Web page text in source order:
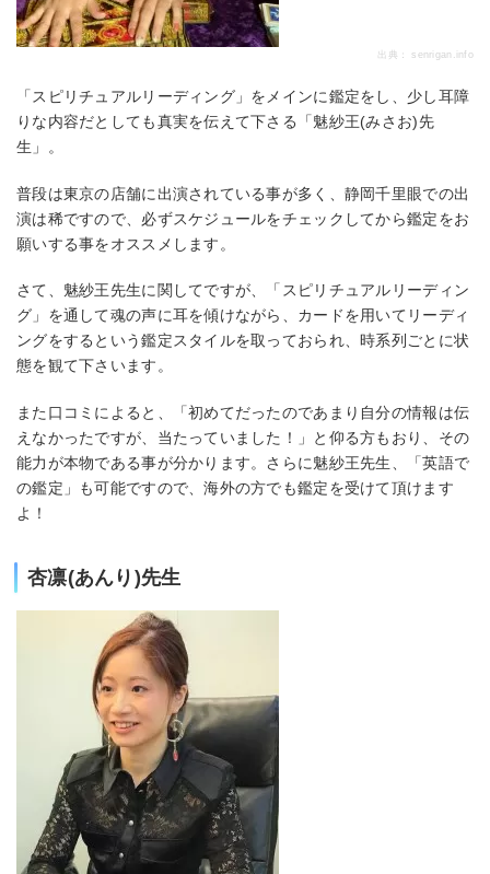
出典： senrigan.info
「スピリチュアルリーディング」をメインに鑑定をし、少し耳障
りな内容だとしても真実を伝えて下さる「魅紗王(みさお)先
生」。
普段は東京の店舗に出演されている事が多く、静岡千里眼での出
演は稀ですので、必ずスケジュールをチェックしてから鑑定をお
願いする事をオススメします。
さて、魅紗王先生に関してですが、「スピリチュアルリーディン
グ」を通して魂の声に耳を傾けながら、カードを用いてリーディ
ングをするという鑑定スタイルを取っておられ、時系列ごとに状
態を観て下さいます。
また口コミによると、「初めてだったのであまり自分の情報は伝
えなかったですが、当たっていました！」と仰る方もおり、その
能力が本物である事が分かります。さらに魅紗王先生、「英語で
の鑑定」も可能ですので、海外の方でも鑑定を受けて頂けます
よ！
杏凛(あんり)先生